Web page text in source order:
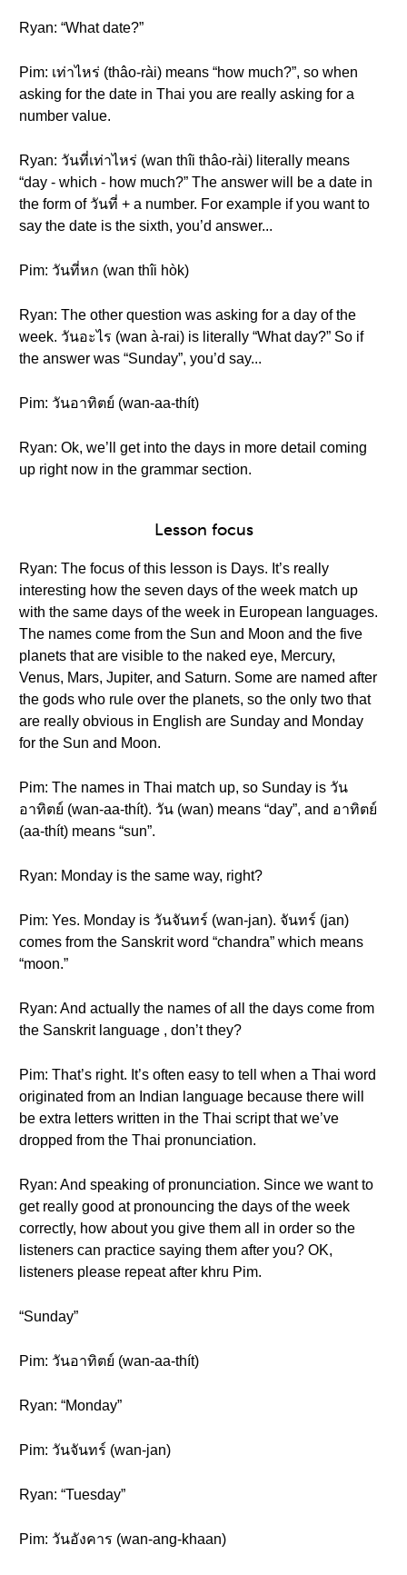
Ryan: “What date?”
Pim: เท่าไหร่ (thâo-rài) means “how much?”, so when
asking for the date in Thai you are really asking for a
number value.
Ryan: วันที่เท่าไหร่ (wan thîi thâo-rài) literally means
“day - which - how much?” The answer will be a date in
the form of วันที่ + a number. For example if you want to
say the date is the sixth, you’d answer...
Pim: วันที่หก (wan thîi hòk)
Ryan: The other question was asking for a day of the
week. วันอะไร (wan à-rai) is literally “What day?” So if
the answer was “Sunday”, you’d say...
Pim: วันอาทิตย์ (wan-aa-thít)
Ryan: Ok, we’ll get into the days in more detail coming
up right now in the grammar section.
Lesson focus
Ryan: The focus of this lesson is Days. It’s really
interesting how the seven days of the week match up
with the same days of the week in European languages.
The names come from the Sun and Moon and the five
planets that are visible to the naked eye, Mercury,
Venus, Mars, Jupiter, and Saturn. Some are named after
the gods who rule over the planets, so the only two that
are really obvious in English are Sunday and Monday
for the Sun and Moon.
Pim: The names in Thai match up, so Sunday is วัน
อาทิตย์ (wan-aa-thít). วัน (wan) means “day”, and อาทิตย์
(aa-thít) means “sun”.
Ryan: Monday is the same way, right?
Pim: Yes. Monday is วันจันทร์ (wan-jan). จันทร์ (jan)
comes from the Sanskrit word “chandra” which means
“moon.”
Ryan: And actually the names of all the days come from
the Sanskrit language , don’t they?
Pim: That’s right. It’s often easy to tell when a Thai word
originated from an Indian language because there will
be extra letters written in the Thai script that we’ve
dropped from the Thai pronunciation.
Ryan: And speaking of pronunciation. Since we want to
get really good at pronouncing the days of the week
correctly, how about you give them all in order so the
listeners can practice saying them after you? OK,
listeners please repeat after khru Pim.
“Sunday”
Pim: วันอาทิตย์ (wan-aa-thít)
Ryan: “Monday”
Pim: วันจันทร์ (wan-jan)
Ryan: “Tuesday”
Pim: วันอังคาร (wan-ang-khaan)